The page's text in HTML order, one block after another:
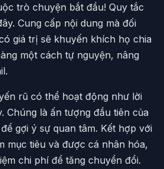
trò chuyện bắt đầu! Quy tắc
Cung cấp nội dung mà đối
giá trị sẽ khuyến khích họ chia
một cách tự nguyện, nâng
rũ có thể hoạt động như lời
Chúng là ấn tượng đầu tiên của
gợi ý sự quan tâm. Kết hợp với
mục tiêu và được cá nhân hóa,
chi phí để tăng chuyển đổi.